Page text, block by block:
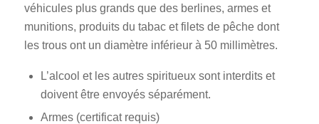
véhicules plus grands que des berlines, armes et
munitions, produits du tabac et filets de pêche dont
les trous ont un diamètre inférieur à 50 millimètres.
L’alcool et les autres spiritueux sont interdits et
doivent être envoyés séparément.
Armes (certificat requis)